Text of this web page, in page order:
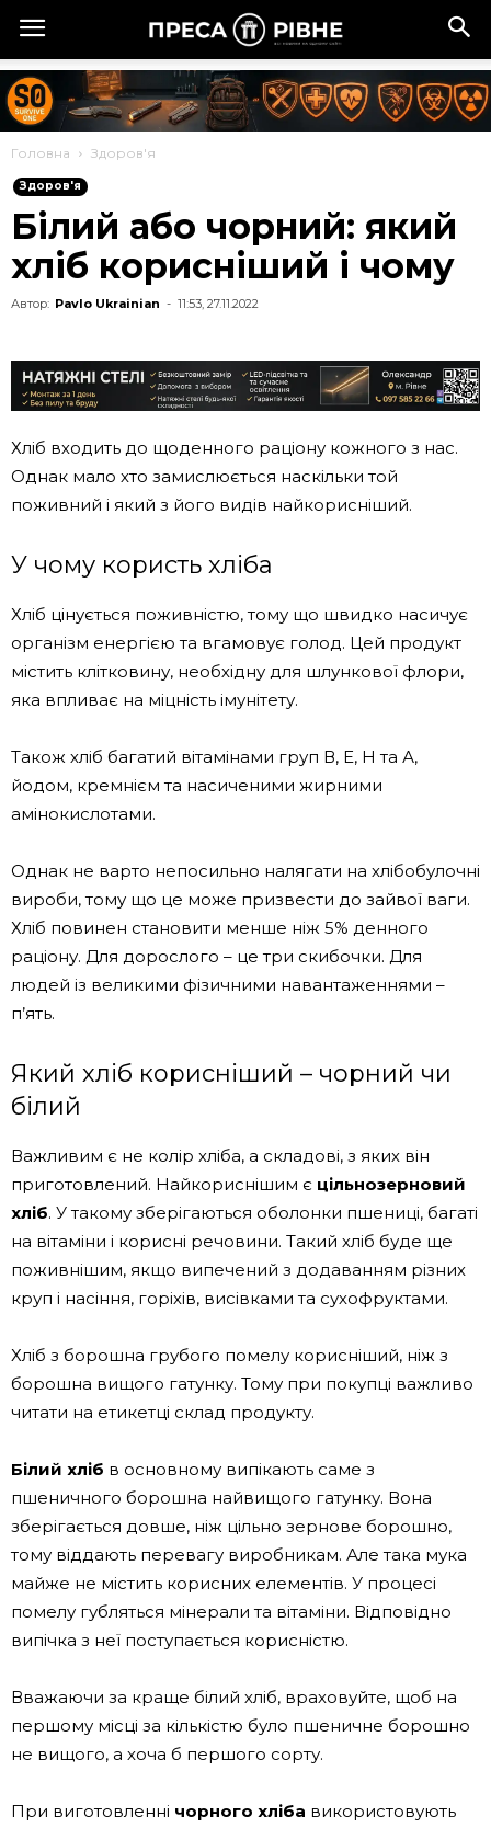
Головна Здоров'я
Здоров'я
Білий або чорний: який
хліб корисніший і чому
Автор: Pavlo Ukrainian - 11:53, 27.11.2022
Хліб входить до щоденного раціону кожного з нас.
Однак мало хто замислюється наскільки той
поживний і який з його видів найкорисніший.
У чому користь хліба
Хліб цінується поживністю, тому що швидко насичує
організм енергією та вгамовує голод. Цей продукт
містить клітковину, необхідну для шлункової флори,
яка впливає на міцність імунітету.
Також хліб багатий вітамінами груп В, Е, Н та А,
йодом, кремнієм та насиченими жирними
амінокислотами.
Однак не варто непосильно налягати на хлібобулочні
вироби, тому що це може призвести до зайвої ваги.
Хліб повинен становити менше ніж 5% денного
раціону. Для дорослого – це три скибочки. Для
людей із великими фізичними навантаженнями –
п’ять.
Який хліб корисніший – чорний чи
білий
Важливим є не колір хліба, а складові, з яких він
приготовлений. Найкориснішим є цільнозерновий
хліб. У такому зберігаються оболонки пшениці, багаті
на вітаміни і корисні речовини. Такий хліб буде ще
поживнішим, якщо випечений з додаванням різних
круп і насіння, горіхів, висівками та сухофруктами.
Хліб з борошна грубого помелу корисніший, ніж з
борошна вищого гатунку. Тому при покупці важливо
читати на етикетці склад продукту.
Білий хліб в основному випікають саме з
пшеничного борошна найвищого гатунку. Вона
зберігається довше, ніж цільно зернове борошно,
тому віддають перевагу виробникам. Але така мука
майже не містить корисних елементів. У процесі
помелу губляться мінерали та вітаміни. Відповідно
випічка з неї поступається корисністю.
Вважаючи за краще білий хліб, враховуйте, щоб на
першому місці за кількістю було пшеничне борошно
не вищого, а хоча б першого сорту.
При виготовленні чорного хліба використовують